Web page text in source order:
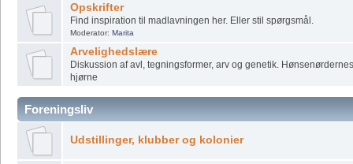
Opskrifter
Find inspiration til madlavningen her. Eller stil spørgsmål.
Moderator: Marita
Arvelighedslære
Diskussion af avl, tegningsformer, arv og genetik. Hønsenørdernes
hjørne
Foreningsliv
Udstillinger, klubber og kolonier